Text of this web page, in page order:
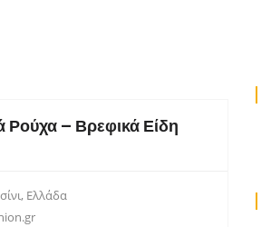
Ρούχα – Βρεφικά Είδη
Ελλάδα